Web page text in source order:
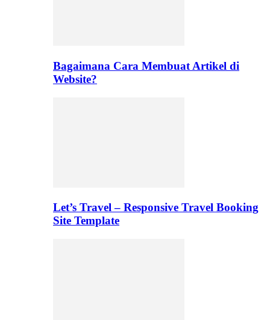
Bagaimana Cara Membuat Artikel di
Website?
Let’s Travel – Responsive Travel Booking
Site Template